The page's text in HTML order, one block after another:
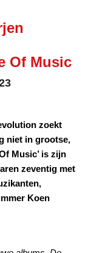
Of Music
zoekt
niet in grootse,
Music’ is zijn
zeventig met
Koen